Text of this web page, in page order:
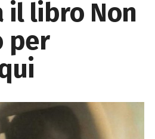
il libro Non
per